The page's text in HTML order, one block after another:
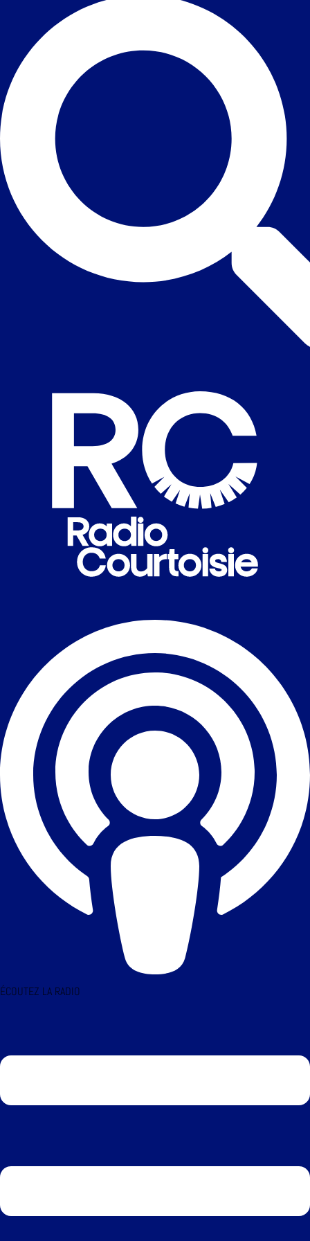
ÉCOUTEZ LA RADIO